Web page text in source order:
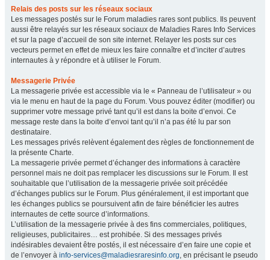
Relais des posts sur les réseaux sociaux
Les messages postés sur le Forum maladies rares sont publics. Ils peuvent
aussi être relayés sur les réseaux sociaux de Maladies Rares Info Services
et sur la page d’accueil de son site internet. Relayer les posts sur ces
vecteurs permet en effet de mieux les faire connaître et d’inciter d’autres
internautes à y répondre et à utiliser le Forum.
Messagerie Privée
La messagerie privée est accessible via le « Panneau de l’utilisateur » ou
via le menu en haut de la page du Forum. Vous pouvez éditer (modifier) ou
supprimer votre message privé tant qu’il est dans la boite d’envoi. Ce
message reste dans la boite d’envoi tant qu’il n’a pas été lu par son
destinataire.
Les messages privés relèvent également des règles de fonctionnement de
la présente Charte.
La messagerie privée permet d’échanger des informations à caractère
personnel mais ne doit pas remplacer les discussions sur le Forum. Il est
souhaitable que l’utilisation de la messagerie privée soit précédée
d’échanges publics sur le Forum. Plus généralement, il est important que
les échanges publics se poursuivent afin de faire bénéficier les autres
internautes de cette source d’informations.
L’utilisation de la messagerie privée à des fins commerciales, politiques,
religieuses, publicitaires… est prohibée. Si des messages privés
indésirables devaient être postés, il est nécessaire d’en faire une copie et
de l’envoyer à info-services@maladiesraresinfo.org, en précisant le pseudo